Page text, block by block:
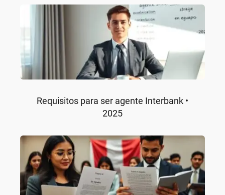
Requisitos para ser agente Interbank •
2025